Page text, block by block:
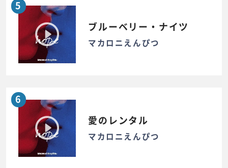
5
ブルーベリー・ナイツ
マカロニえんぴつ
6
愛のレンタル
マカロニえんぴつ